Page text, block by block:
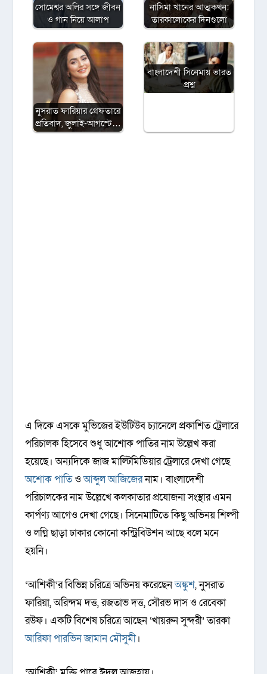
সোমেশ্বর অলির সঙ্গে জীবন
ও গান নিয়ে আলাপ
নাসিমা খানের আত্মকথন:
তারকালোকের দিনগুলো
নুসরাত ফারিয়ার গ্রেফতারে
প্রতিবাদ, জুলাই-আগস্টে…
বাংলাদেশী সিনেমায় ভারত
প্রশ্ন
এ দিকে এসকে মুভিজের ইউটিউব চ্যানেলে প্রকাশিত ট্রেলারে
পরিচালক হিসেবে শুধু আশোক পাতির নাম উল্লেখ করা
হয়েছে। অন্যদিকে জাজ মাল্টিমিডিয়ার ট্রেলারে দেখা গেছে
অশোক পাতিওআব্দুল আজিজেরনাম। বাংলাদেশী
পরিচালকের নাম উল্লেখে কলকাতার প্রযোজনা সংস্থার এমন
কার্পণ্য আগেও দেখা গেছে। সিনেমাটিতে কিছু অভিনয় শিল্পী
ও লগ্নি ছাড়া ঢাকার কোনো কন্ট্রিবিউশন আছে বলে মনে
হয়নি।
‘আশিকী’র বিভিন্ন চরিত্রে অভিনয় করেছেনঅঙ্কুশ, নুসরাত
ফারিয়া, অরিন্দম দত্ত, রজতাভ দত্ত, সৌরভ দাস ও রেবেকা
রউফ। একটি বিশেষ চরিত্রে আছেন ‘খায়রুন সুন্দরী’ তারকা
আরিফা পারভিন জামান মৌসুমী।